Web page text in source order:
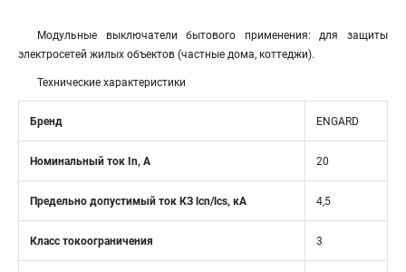
Модульные выключатели бытового применения: для защиты
электросетей жилых объектов (частные дома, коттеджи).
Технические характеристики
Бренд ENGARD
Номинальный ток In, А 20
Предельно допустимый ток КЗ lcn/lcs, кA 4,5
Класс токоограничения 3